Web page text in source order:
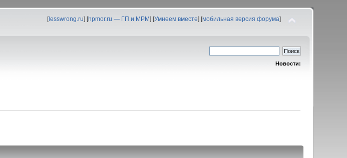
[lesswrong.ru] [hpmor.ru — ГП и МРМ] [Умнеем вместе] [мобильная версия форума]
Новости: